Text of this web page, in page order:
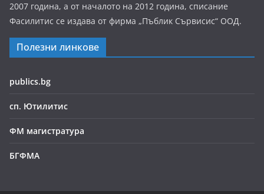
2007 година, а от началото на 2012 година, списание
Фасилитис се издава от фирма „Пъблик Сървисис“ ООД.
Полезни линкове
publics.bg
сп. Ютилитис
ФМ магистратура
БГФМА